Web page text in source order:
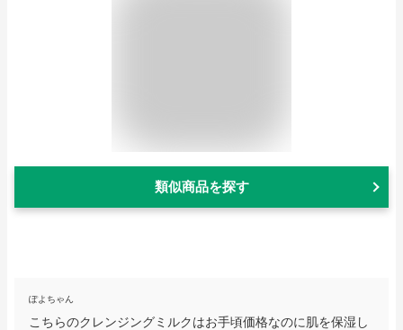
類似商品を探す
ぽよちゃん
こちらのクレンジングミルクはお手頃価格なのに肌を保湿し